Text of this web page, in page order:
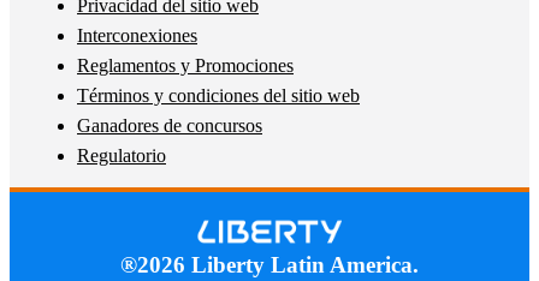
Privacidad del sitio web
Interconexiones
Reglamentos y Promociones
Términos y condiciones del sitio web
Ganadores de concursos
Regulatorio
®2026 Liberty Latin America.